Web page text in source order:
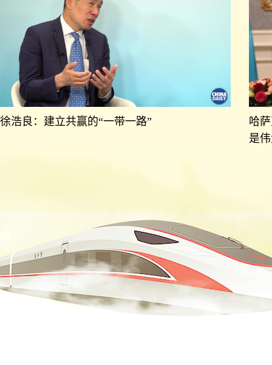
徐浩良：建立共赢的“一带一路”
哈
是